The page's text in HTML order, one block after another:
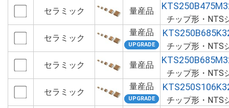
セラミック
量産品
チップ形・NTS
セラミック
量産品
チップ形・NTS
セラミック
量産品
チップ形・NTS
セラミック
量産品
チップ形・NTS